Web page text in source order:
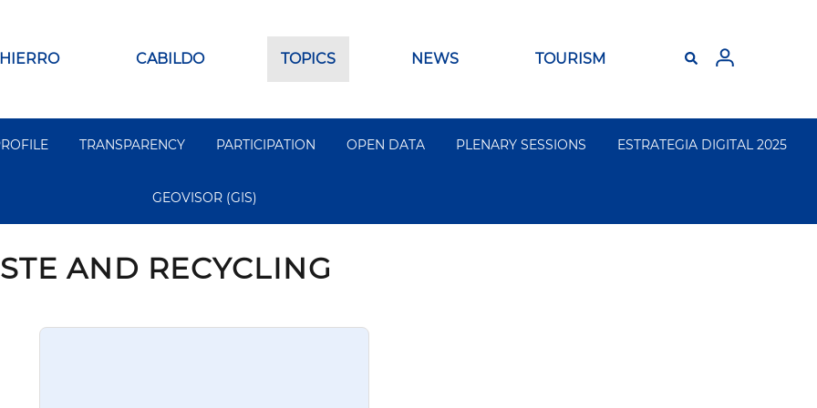
CABILDO TOPICS NEWS TOURISM
TRANSPARENCY PARTICIPATION OPEN DATA PLENARY SESSIONS ESTRATEGIA DIGITAL 2025
GEOVISOR (GIS)
AND RECYCLING